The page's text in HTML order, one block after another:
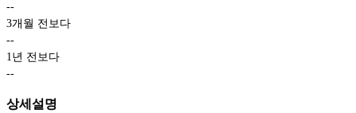
--
3개월 전보다
--
1년 전보다
--
상세설명